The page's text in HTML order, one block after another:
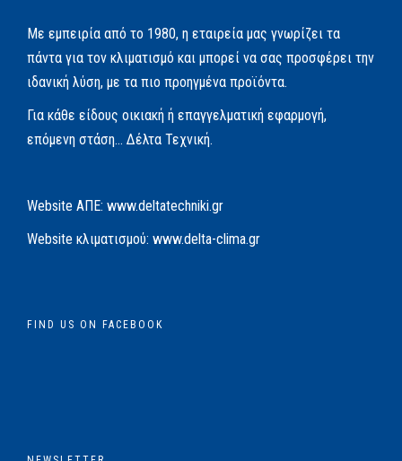
Με εμπειρία από το 1980, η εταιρεία μας γνωρίζει τα
πάντα για τον κλιματισμό και μπορεί να σας προσφέρει την
ιδανική λύση, με τα πιο προηγμένα προϊόντα.
Για κάθε είδους οικιακή ή επαγγελματική εφαρμογή,
επόμενη στάση… Δέλτα Τεχνική.
Website AΠΕ: www.deltatechniki.gr
Website κλιματισμού: www.delta-clima.gr
FIND US ON FACEBOOK